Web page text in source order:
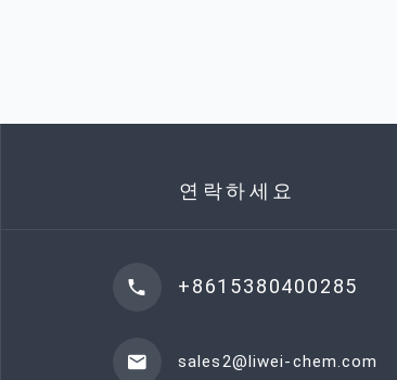
연락하세요
+8615380400285
sales2@liwei-chem.com